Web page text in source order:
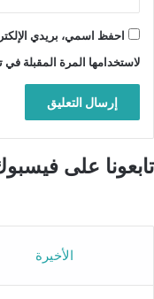
احفظ اسمي، بريدي
لاستخدامها المرة المقبلة في
تابعونا على
الأخيرة